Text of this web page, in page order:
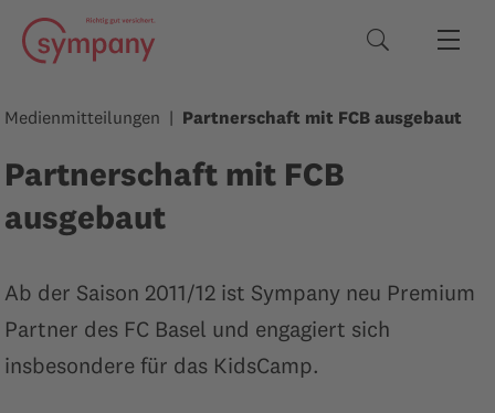
Suchbegriffe
Medienmitteilungen Partnerschaft mit FCB ausgebaut
Partnerschaft mit FCB
ausgebaut
Ab der Saison 2011/12 ist Sympany neu Premium
Partner des FC Basel und engagiert sich
insbesondere für das KidsCamp.